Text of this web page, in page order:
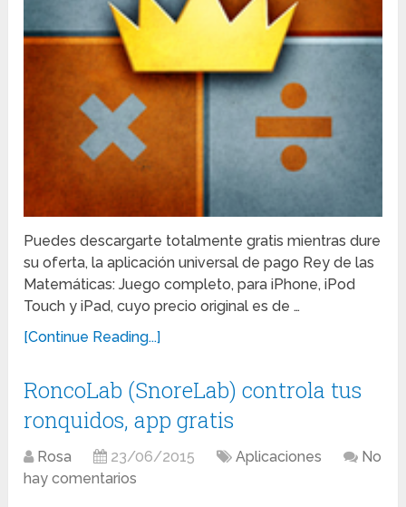
Puedes descargarte totalmente gratis mientras dure
su oferta, la aplicación universal de pago Rey de las
Matemáticas: Juego completo, para iPhone, iPod
Touch y iPad, cuyo precio original es de …
[Continue Reading...]
RoncoLab (SnoreLab) controla tus
ronquidos, app gratis
Rosa 23/06/2015 Aplicaciones
No
hay comentarios